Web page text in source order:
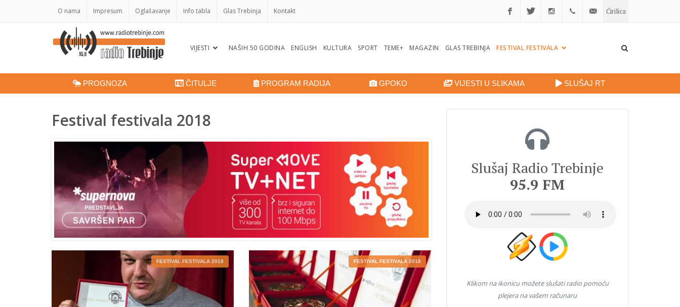
O nama Impresum Oglašavanje Info tabla Glas Trebinja Kontakt Ćirilica
VIJESTI NAŠIH 50 GODINA ENGLISH KULTURA SPORT TEME+ MAGAZIN GLAS TREBINJA FESTIVAL FESTIVALA
PROGNOZA ČITULJE PROGRAM RADIJA GPOKO VIJESTI U SLIKAMA SLUŠAJ RT
Festival festivala 2018
FESTIVAL FESTIVALA 2018 FESTIVAL FESTIVALA 2018
Slušaj Radio Trebinje
95.9 FM
Klikom na ikonicu možete slušati radio pomoću
plejera na vašem računaru